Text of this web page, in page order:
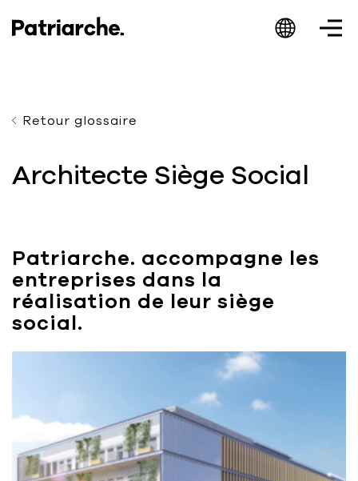
Retour glossaire
Architecte Siège Social
Patriarche. accompagne les
entreprises dans la
réalisation de leur siège
social.
Patriarche.
Architecture
Patriarche.
Autumn | Patriarche
Contractant général